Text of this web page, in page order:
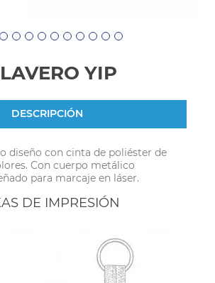
YIP
DESCRIPCIÓN
diseño con cinta de poliéster de
Con cuerpo metálico
para marcaje en láser.
DE IMPRESIÓN